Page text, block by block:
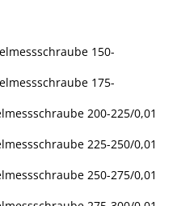
150-
175-
200-225/0,01
225-250/0,01
250-275/0,01